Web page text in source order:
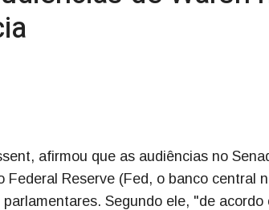
afirmou que as audiências no
Reserve (Fed, o banco central
Segundo ele, "de acordo